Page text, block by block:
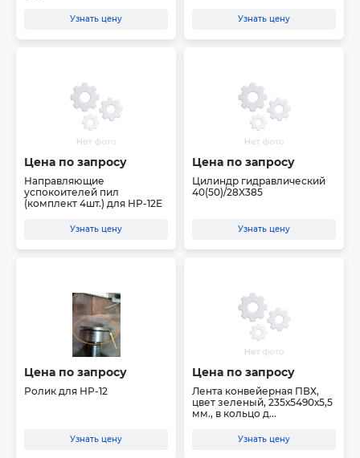
Узнать цену Узнать цену
Цена по запросу
Направляющие
успокоителей пил
(комплект 4шт.) для HP-12E
Узнать цену
Цена по запросу
Цилиндр гидравлический
40(50)/28X385
Узнать цену
Цена по запросу
Ролик для НР-12
Узнать цену
Цена по запросу
Лента конвейерная ПВХ,
цвет зеленый, 235х5490х5,5
мм., в кольцо д...
Узнать цену